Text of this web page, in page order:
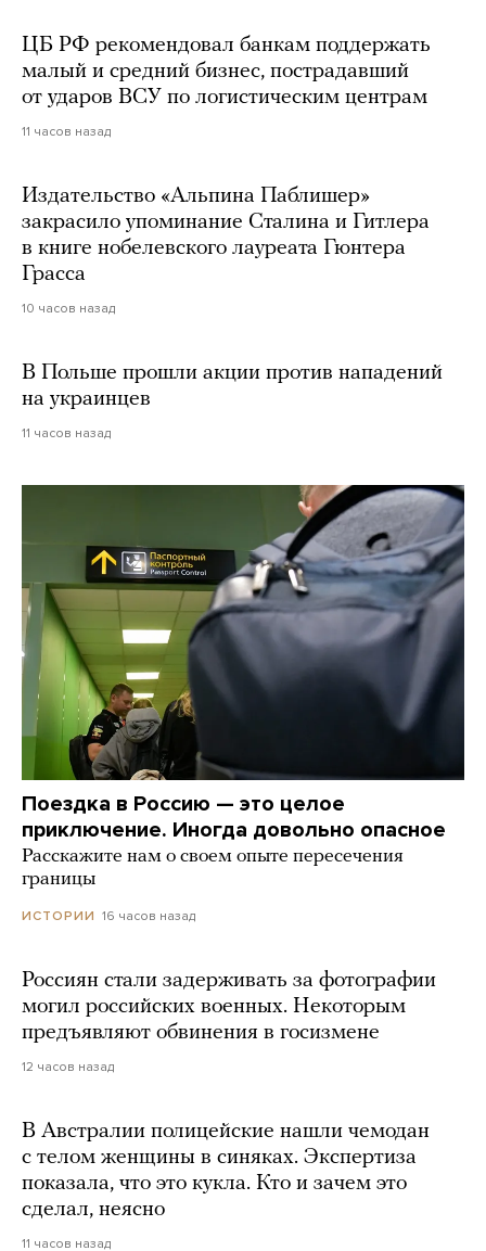
ЦБ РФ рекомендовал банкам поддержать
малый и средний бизнес, пострадавший
от ударов ВСУ по логистическим центрам
11 часов назад
Издательство «Альпина Паблишер»
закрасило упоминание Сталина и Гитлера
в книге нобелевского лауреата Гюнтера
Грасса
10 часов назад
В Польше прошли акции против нападений
на украинцев
11 часов назад
Поездка в Россию — это целое
приключение. Иногда довольно опасное
Расскажите нам о своем опыте пересечения
границы
ИСТОРИИ 16 часов назад
Россиян стали задерживать за фотографии
могил российских военных. Некоторым
предъявляют обвинения в госизмене
12 часов назад
В Австралии полицейские нашли чемодан
с телом женщины в синяках. Экспертиза
показала, что это кукла. Кто и зачем это
сделал, неясно
11 часов назад